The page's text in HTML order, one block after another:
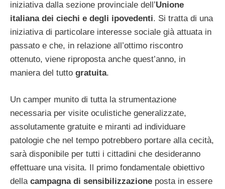
iniziativa dalla sezione provinciale dell’Unione
italiana dei ciechi e degli ipovedenti. Si tratta di una
iniziativa di particolare interesse sociale già attuata in
passato e che, in relazione all’ottimo riscontro
ottenuto, viene riproposta anche quest’anno, in
maniera del tutto gratuita.
Un camper munito di tutta la strumentazione
necessaria per visite oculistiche generalizzate,
assolutamente gratuite e miranti ad individuare
patologie che nel tempo potrebbero portare alla cecità,
sarà disponibile per tutti i cittadini che desideranno
effettuare una visita. Il primo fondamentale obiettivo
della campagna di sensibilizzazione posta in essere